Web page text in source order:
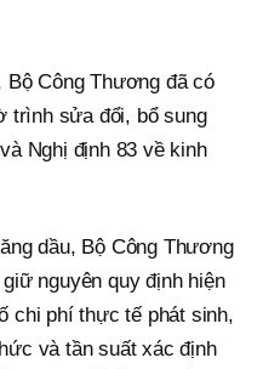
Bộ Công Thương đã có
trình sửa đổi, bổ sung
Nghị định 83 về kinh
dầu, Bộ Công Thương
nguyên quy định hiện
chi phí thực tế phát sinh,
và tần suất xác định